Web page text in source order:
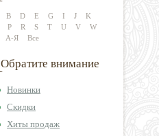
B D E G I J
K
P R S T U V
W
А-Я Все
Обратите внимание
Новинки
Скидки
Хиты продаж